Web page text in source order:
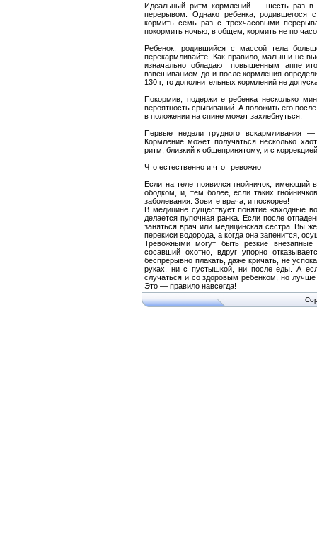
Идеальный ритм кормлений — шесть раз в
перерывом. Однако ребенка, родившегося
кормить семь раз с трехчасовыми
покормить ночью, в общем, кормить не по
Ребенок, родившийся с массой тела
перекармливайте. Как правило, малыши не
изначально обладают повышенным
взвешиванием до и после кормления
130 г, то дополнительных кормлений не
Покормив, подержите ребенка несколько
вероятность срыгиваний. А положить его
в положении на спине может захлебнуться.
Первые недели грудного вскармливания
Кормление может получаться несколько
ритм, близкий к общепринятому, и с
Что естественно и что тревожно
Если на теле появился гнойничок, имеющий
ободком, и, тем более, если таких
заболевания. Зовите врача, и поскорее!
В медицине существует понятие «входные
делается пупочная ранка. Если после
заняться врач или медицинская сестра. Вы
перекиси водорода, а когда она запенится,
Тревожными могут быть резкие
сосавший охотно, вдруг упорно
беспрерывно плакать, даже кричать, не
руках, ни с пустышкой, ни после еды. А
случаться и со здоровым ребенком, но лучше
Это — правило навсегда!